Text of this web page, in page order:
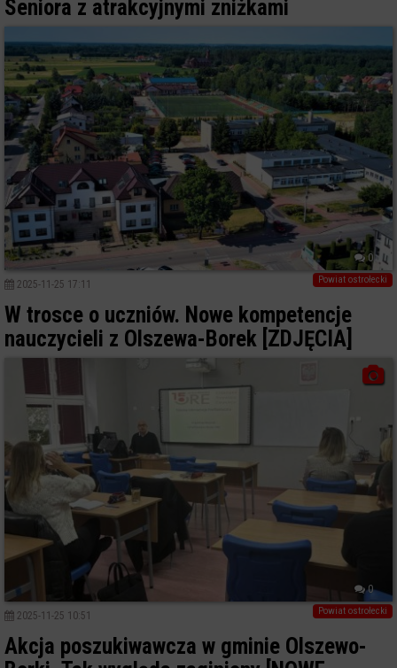
Seniora z atrakcyjnymi zniżkami
0
Powiat ostrołecki
2025-11-25 17:11
W trosce o uczniów. Nowe kompetencje
nauczycieli z Olszewa-Borek [ZDJĘCIA]
0
Powiat ostrołecki
2025-11-25 10:51
Akcja poszukiwawcza w gminie Olszewo-